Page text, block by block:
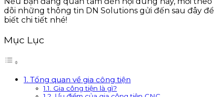
dõi những thông tin DN Solutions gửi đến sau đây để
biết chi tiết nhé!
Mục Lục
1. Tổng quan về gia công tiện
1.1. Gia công tiện là gì?